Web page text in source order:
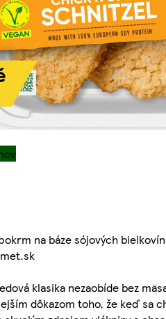
na báze sójových
klasika nezaobíde bez
dôkazom toho, že keď sa